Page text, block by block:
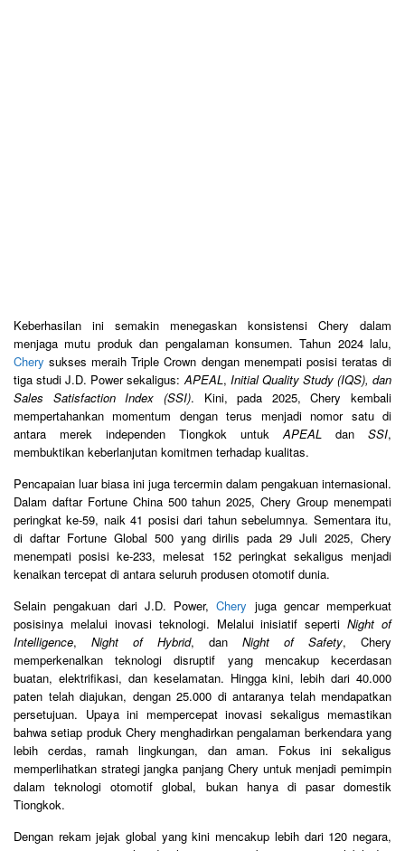
Keberhasilan ini semakin menegaskan konsistensi Chery dalam
menjaga mutu produk dan pengalaman konsumen. Tahun 2024 lalu,
Chery sukses meraih Triple Crown dengan menempati posisi teratas di
tiga studi J.D. Power sekaligus:APEAL, Initial Quality Study (IQS), dan
Sales Satisfaction Index (SSI). Kini, pada 2025, Chery kembali
mempertahankan momentum dengan terus menjadi nomor satu di
antara merek independen Tiongkok untukAPEAL dan SSI,
membuktikan keberlanjutan komitmen terhadap kualitas.
Pencapaian luar biasa ini juga tercermin dalam pengakuan internasional.
Dalam daftar Fortune China 500 tahun 2025, Chery Group menempati
peringkat ke-59, naik 41 posisi dari tahun sebelumnya. Sementara itu,
di daftar Fortune Global 500 yang dirilis pada 29 Juli 2025, Chery
menempati posisi ke-233, melesat 152 peringkat sekaligus menjadi
kenaikan tercepat di antara seluruh produsen otomotif dunia.
Selain pengakuan dari J.D. Power,Chery juga gencar memperkuat
posisinya melalui inovasi teknologi. Melalui inisiatif sepertiNight of
Intelligence, Night of Hybrid, dan Night of Safety, Chery
memperkenalkan teknologi disruptif yang mencakup kecerdasan
buatan, elektrifikasi, dan keselamatan. Hingga kini, lebih dari 40.000
paten telah diajukan, dengan 25.000 di antaranya telah mendapatkan
persetujuan. Upaya ini mempercepat inovasi sekaligus memastikan
bahwa setiap produk Chery menghadirkan pengalaman berkendara yang
lebih cerdas, ramah lingkungan, dan aman. Fokus ini sekaligus
memperlihatkan strategi jangka panjang Chery untuk menjadi pemimpin
dalam teknologi otomotif global, bukan hanya di pasar domestik
Tiongkok.
Dengan rekam jejak global yang kini mencakup lebih dari 120 negara,